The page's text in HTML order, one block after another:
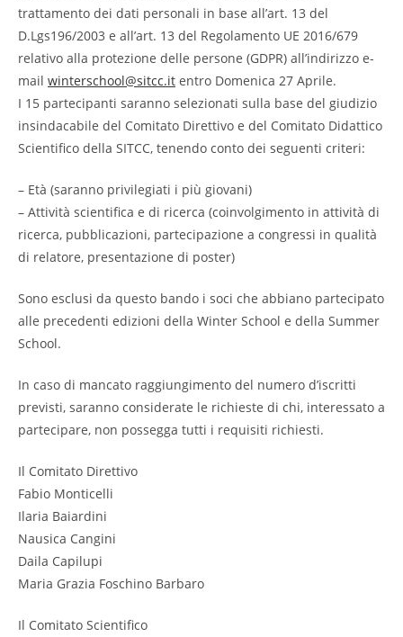
trattamento dei dati personali in base all’art. 13 del
D.Lgs196/2003 e all’art. 13 del Regolamento UE 2016/679
relativo alla protezione delle persone (GDPR) all’indirizzo e-
mail winterschool@sitcc.it entro Domenica 27 Aprile.
I 15 partecipanti saranno selezionati sulla base del giudizio
insindacabile del Comitato Direttivo e del Comitato Didattico
Scientifico della SITCC, tenendo conto dei seguenti criteri:
– Età (saranno privilegiati i più giovani)
– Attività scientifica e di ricerca (coinvolgimento in attività di
ricerca, pubblicazioni, partecipazione a congressi in qualità
di relatore, presentazione di poster)
Sono esclusi da questo bando i soci che abbiano partecipato
alle precedenti edizioni della Winter School e della Summer
School.
In caso di mancato raggiungimento del numero d’iscritti
previsti, saranno considerate le richieste di chi, interessato a
partecipare, non possegga tutti i requisiti richiesti.
Il Comitato Direttivo
Fabio Monticelli
Ilaria Baiardini
Nausica Cangini
Daila Capilupi
Maria Grazia Foschino Barbaro
Il Comitato Scientifico